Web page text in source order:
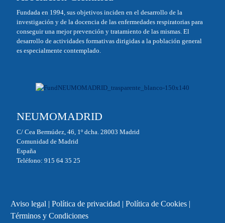
Fundada en 1994, sus objetivos inciden en el desarrollo de la
investigación y de la docencia de las enfermedades respiratorias para
conseguir una mejor prevención y tratamiento de las mismas. El
desarrollo de actividades formativas dirigidas a la población general
es especialmente contemplado.
NEUMOMADRID
C/ Cea Bermúdez, 46, 1º dcha. 28003 Madrid
Comunidad de Madrid
España
Teléfono: 915 64 35 25
Aviso legal | Política de privacidad | Política de Cookies|
Términos y Condiciones